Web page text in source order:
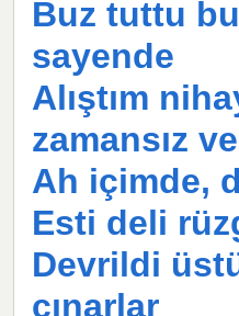
Buz tuttu
sayende
Alıştım
zamansız
Ah içimde,
Esti deli
Devrildi
çınarlar